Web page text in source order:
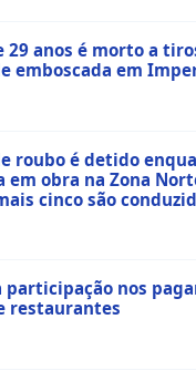
29 anos é morto a
emboscada em
roubo é detido
em obra na Zona
cinco são
participação nos
restaurantes